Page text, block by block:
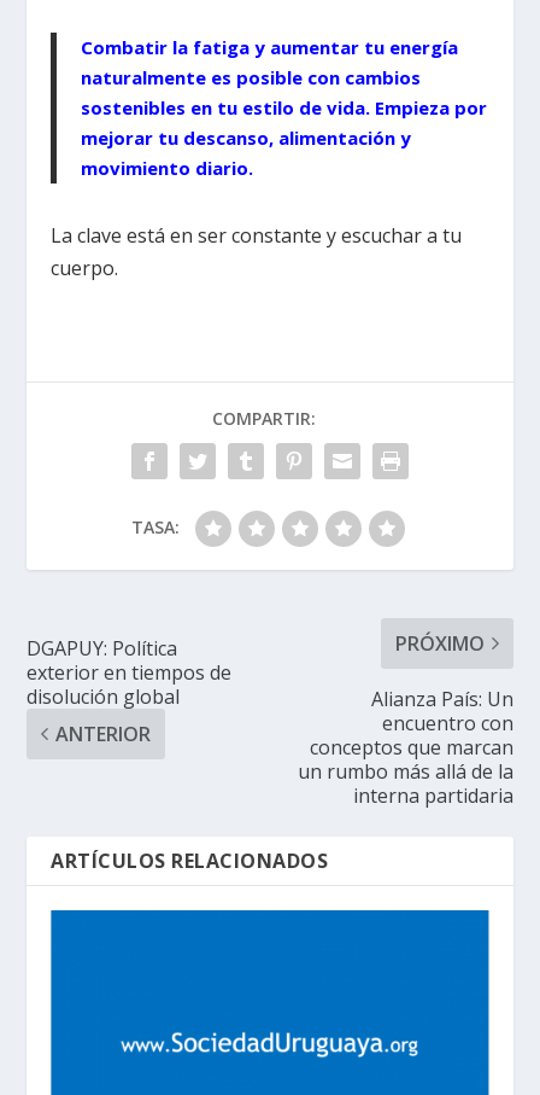
Combatir la fatiga y aumentar tu energía
naturalmente es posible con cambios
sostenibles en tu estilo de vida. Empieza por
mejorar tu descanso, alimentación y
movimiento diario.
La clave está en ser constante y escuchar a tu
cuerpo.
COMPARTIR:
TASA:
DGAPUY: Política
exterior en tiempos de
disolución global
ANTERIOR
PRÓXIMO
Alianza País: Un
encuentro con
conceptos que marcan
un rumbo más allá de la
interna partidaria
ARTÍCULOS RELACIONADOS